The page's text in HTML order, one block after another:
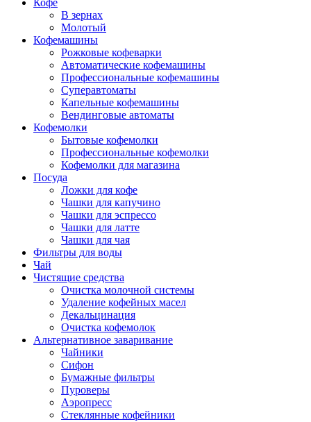
Кофе
В зернах
Молотый
Кофемашины
Рожковые кофеварки
Автоматические кофемашины
Профессиональные кофемашины
Суперавтоматы
Капельные кофемашины
Вендинговые автоматы
Кофемолки
Бытовые кофемолки
Профессиональные кофемолки
Кофемолки для магазина
Посуда
Ложки для кофе
Чашки для капучино
Чашки для эспрессо
Чашки для латте
Чашки для чая
Фильтры для воды
Чай
Чистящие средства
Очистка молочной системы
Удаление кофейных масел
Декальцинация
Очистка кофемолок
Альтернативное заваривание
Чайники
Сифон
Бумажные фильтры
Пуроверы
Аэропресс
Стеклянные кофейники